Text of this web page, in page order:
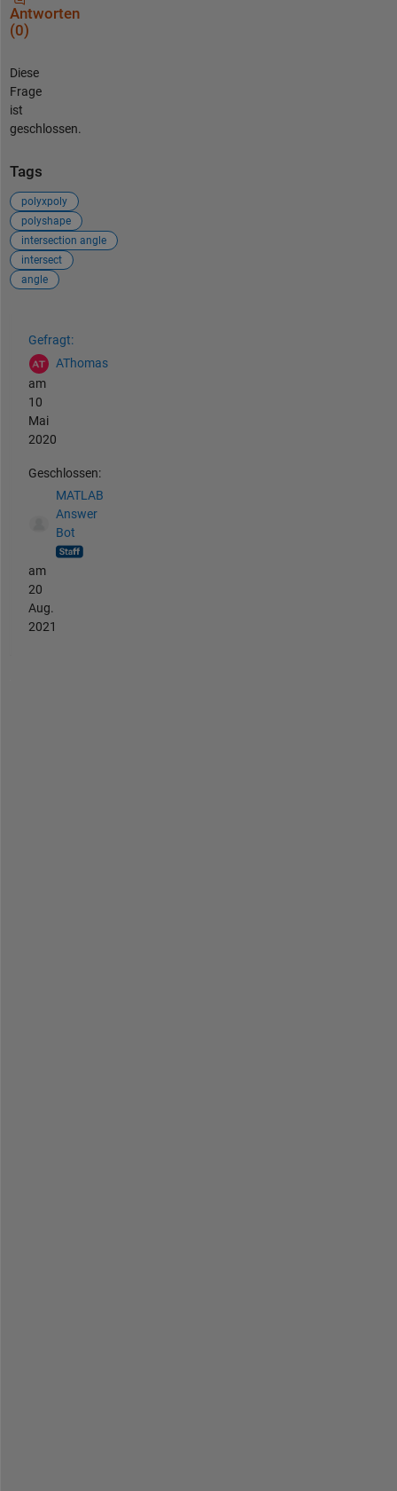
Antworten
(0)
Diese
Frage
ist
geschlossen.
Tags
polyxpoly
polyshape
intersection angle
intersect
angle
Gefragt:
AThomas
am
10
Mai
2020
Geschlossen:
MATLAB
Answer
Bot
am
20
Aug.
2021